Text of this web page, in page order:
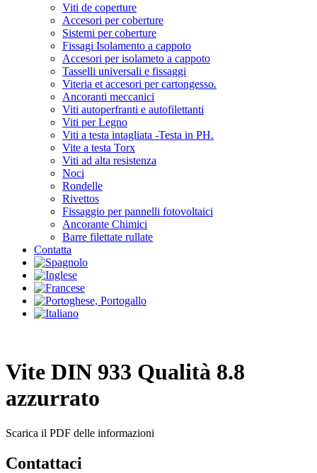
Viti de coperture
Accesori per coberture
Sistemi per coberture
Fissagi Isolamento a cappoto
Accesori per isolameto a cappoto
Tasselli universali e fissaggi
Viteria et accesori per cartongesso.
Ancoranti meccanici
Viti autoperfranti e autofilettanti
Viti per Legno
Viti a testa intagliata -Testa in PH.
Vite a testa Torx
Viti ad alta resistenza
Noci
Rondelle
Rivettos
Fissaggio per pannelli fotovoltaici
Ancorante Chimici
Barre filettate rullate
Contatta
Vite DIN 933 Qualità 8.8
azzurrato
Scarica il PDF delle informazioni
Contattaci